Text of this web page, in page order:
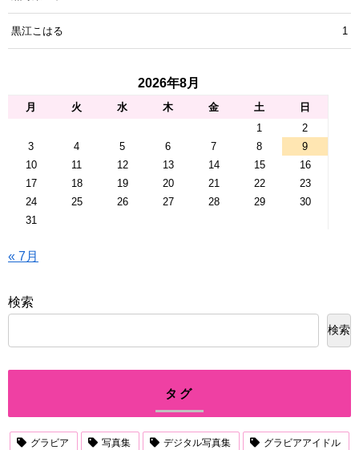
黒江こはる 1
2026年8月
月 火 水 木 金 土
日
1
2
3
4 5 6 7 8
9
10
11 12 13 14 15
16
17
18 19 20 21 22
23
24
25 26 27 28 29
30
31
« 7月
検索
検索
タグ
グラビア 写真集 デジタル写真集 グラビアアイドル